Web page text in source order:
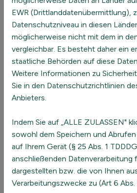
Kommunikationspsychologie
Grundkurs Transaktionsanalyse
ABC-Trainer (Adventure Based
Ropes-Course-Trainer
Deeskalationstrainer
Klärungshelfer bei Konflikten
Qualifizierung pädagogischer und
Fachkräfte, seit 1986 beschäftigt
ganzheitlicher Lernkonzepte zur
zur Entwicklung von
GHK Kassel und an der Philipps-
verschiedene Veröffentlichungen
EWR (Drittlanddatenübermittlung),
Datenschutzniveau in diesen
möglicherweise nicht mit dem in
vergleichbar. Es besteht daher ein
staatliche Behörden auf diese
Weitere Informationen zu
Sie in den Datenschutzrichtlinien
Anbieters.
Indem Sie auf „ALLE ZULASSEN"
sowohl dem Speichern und
auf Ihrem Gerät (§ 25 Abs. 1
anschließenden Datenverarbeitung
dargestellten bzw. die von Ihnen
Verarbeitungszwecke zu (Art 6 Abs.